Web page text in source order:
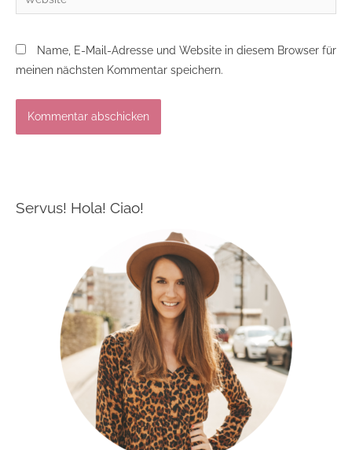
Name, E-Mail-Adresse und Website in diesem Browser für
meinen nächsten Kommentar speichern.
Servus! Hola! Ciao!